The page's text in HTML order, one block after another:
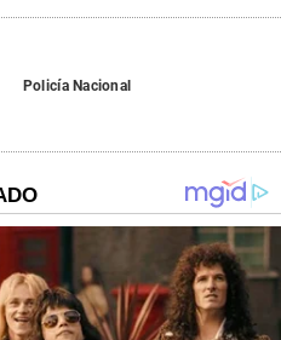
Policía Nacional